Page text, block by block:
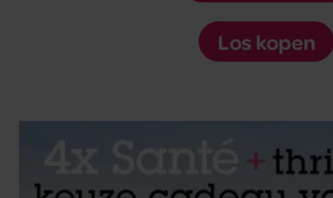
Los kopen